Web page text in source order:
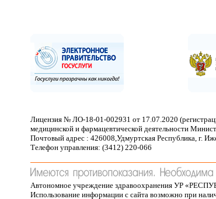
Лицензия № ЛО-18-01-002931 от 17.07.2020
медицинской и фармацевтической деятельности
Почтовый адрес : 426008,Удмуртская Республика, г.
Телефон управления: (3412) 220-066
Автономное учреждение здравоохранения УР
Использование информации с сайта возможно при